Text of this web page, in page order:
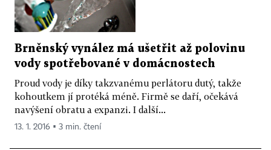
Brněnský vynález má ušetřit až polovinu
vody spotřebované v domácnostech
Proud vody je díky takzvanému perlátoru dutý, takže
kohoutkem jí protéká méně. Firmě se daří, očekává
navýšení obratu a expanzi. I další...
13. 1. 2016 ▪ 3 min. čtení